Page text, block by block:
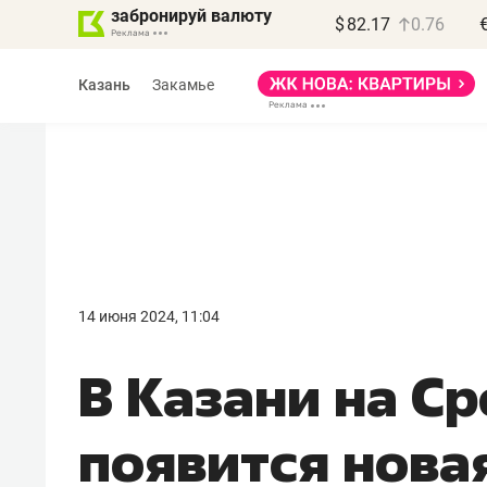
забронируй валюту $ 82.17 0.76
Казань Закамье
14 июня 2024, 11:04
В Казани на
появится
правил, бизнес может
потерять минимум